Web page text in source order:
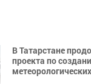
В Татарстане
проекта по